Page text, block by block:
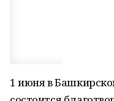
1 июня в